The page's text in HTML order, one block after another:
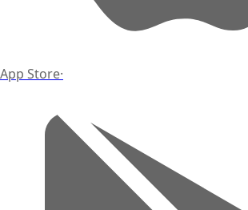
App Store·